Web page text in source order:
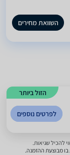
השוואת מחירים
הזול ביותר
לפרטים נוספים
להכיל שגיאות.
מבוצעת ההזמנה.